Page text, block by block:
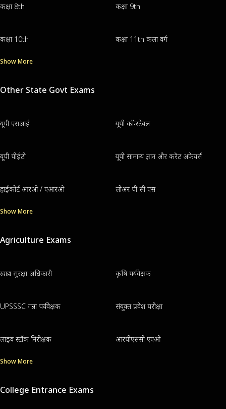
कक्षा 8th कक्षा 9th
कक्षा 10th कक्षा 11th कला वर्ग
Show More
Other State Govt Exams
यूपी एसआई यूपी कॉन्स्टेबल
यूपी पीईटी यूपी सामान्य ज्ञान और करेंट अफेयर्स
हाईकोर्ट आरओ / एआरओ लोअर पी सी एस
Show More
Agriculture Exams
खाद्य सुरक्षा अधिकारी कृषि पर्यवेक्षक
UPSSSC गन्ना पर्यवेक्षक संयुक्त प्रवेश परीक्षा
लाइव स्टॉक निरीक्षक आरपीएससी एएओ
Show More
College Entrance Exams